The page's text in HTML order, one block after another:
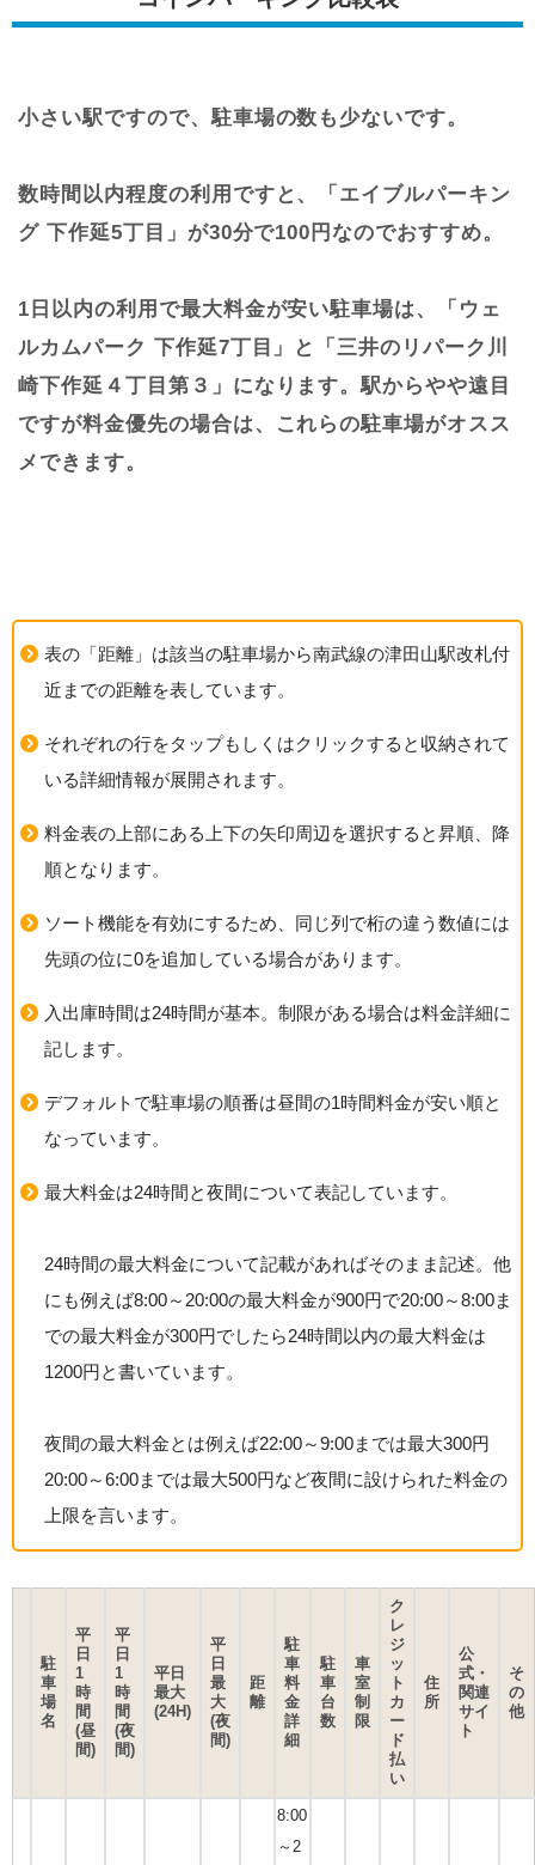
小さい駅ですので、駐車場の数も少ないです。
数時間以内程度の利用ですと、「エイブルパーキン
グ 下作延5丁目」が30分で100円なのでおすすめ。
1日以内の利用で最大料金が安い駐車場は、「ウェ
ルカムパーク 下作延7丁目」と「三井のリパーク川
崎下作延４丁目第３」になります。駅からやや遠目
ですが料金優先の場合は、これらの駐車場がオスス
メできます。
表の「距離」は該当の駐車場から南武線の津田山駅改札付
近までの距離を表しています。
それぞれの行をタップもしくはクリックすると収納されて
いる詳細情報が展開されます。
料金表の上部にある上下の矢印周辺を選択すると昇順、降
順となります。
ソート機能を有効にするため、同じ列で桁の違う数値には
先頭の位に0を追加している場合があります。
入出庫時間は24時間が基本。制限がある場合は料金詳細に
記します。
デフォルトで駐車場の順番は昼間の1時間料金が安い順と
なっています。
最大料金は24時間と夜間について表記しています。
24時間の最大料金について記載があればそのまま記述。他
にも例えば8:00～20:00の最大料金が900円で20:00～8:00ま
での最大料金が300円でしたら24時間以内の最大料金は
1200円と書いています。
夜間の最大料金とは例えば22:00～9:00までは最大300円
20:00～6:00までは最大500円など夜間に設けられた料金の
上限を言います。
駐
車
場
名
平
日
1
時
間
(昼
間)
平
日
1
時
間
(夜
間)
平日
最大
(24H)
平
日
最
大
(夜
間)
距
離
駐
車
料
金
詳
細
駐
車
台
数
車
室
制
限
ク
レ
ジ
ッ
ト
カ
ー
ド
払
い
住
所
公
式・
関連
サイ
ト
そ
の
他
8:00
～2